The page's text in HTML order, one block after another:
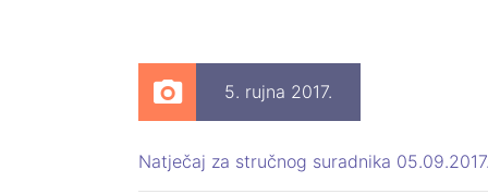
5. rujna 2017.
Natječaj za stručnog suradnika